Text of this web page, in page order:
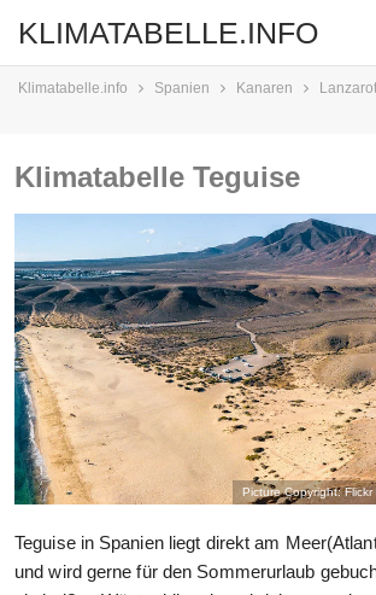
KLIMATABELLE.INFO
Klimatabelle.info Spanien Kanaren
Klimatabelle Teguise
Picture Copyright: Flickr
Teguise in Spanien liegt direkt am
und wird gerne für den Sommerurlaub